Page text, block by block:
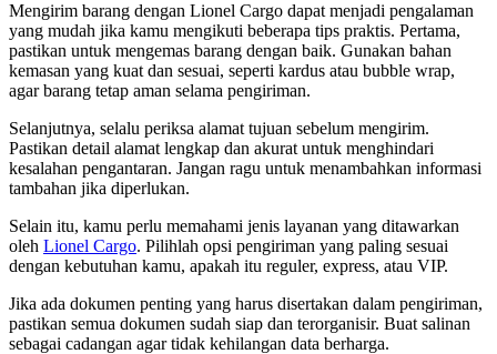
Mengirim barang dengan Lionel Cargo dapat menjadi pengalaman
yang mudah jika kamu mengikuti beberapa tips praktis. Pertama,
pastikan untuk mengemas barang dengan baik. Gunakan bahan
kemasan yang kuat dan sesuai, seperti kardus atau bubble wrap,
agar barang tetap aman selama pengiriman.
Selanjutnya, selalu periksa alamat tujuan sebelum mengirim.
Pastikan detail alamat lengkap dan akurat untuk menghindari
kesalahan pengantaran. Jangan ragu untuk menambahkan informasi
tambahan jika diperlukan.
Selain itu, kamu perlu memahami jenis layanan yang ditawarkan
oleh Lionel Cargo. Pilihlah opsi pengiriman yang paling sesuai
dengan kebutuhan kamu, apakah itu reguler, express, atau VIP.
Jika ada dokumen penting yang harus disertakan dalam pengiriman,
pastikan semua dokumen sudah siap dan terorganisir. Buat salinan
sebagai cadangan agar tidak kehilangan data berharga.